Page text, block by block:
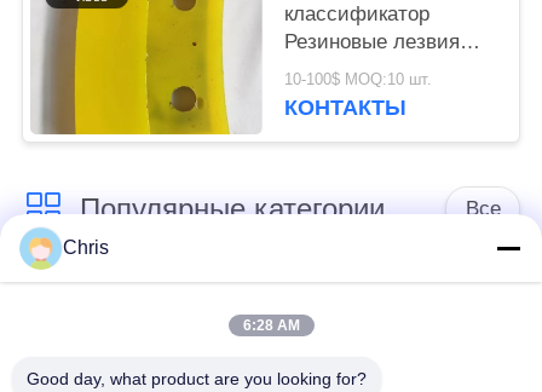
классификатор
Резиновые лезвия
Отпорные на абразию
части горного износа
10-100$ MOQ:10 шт.
КОНТАКТЫ
Популярные категории Все
не сплетенный
Промышленный
ролик
Chris
6:28 AM
Good day, what product are you looking for?